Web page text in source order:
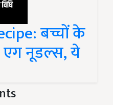
बच्चों के
एग नूडल्स, ये